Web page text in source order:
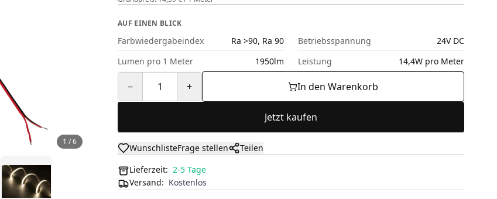
1 /6
AUF EINEN BLICK
Farbwiedergabeindex Ra >90, Ra 90 Betriebsspannung
24V DC
Lumen pro 1 Meter
1950lm Leistung 14,4W pro Meter
− 1 + In den Warenkorb
Jetzt kaufen
WunschlisteFrage stellen
Teilen
Lieferzeit: 2-5 Tage
Versand: Kostenlos